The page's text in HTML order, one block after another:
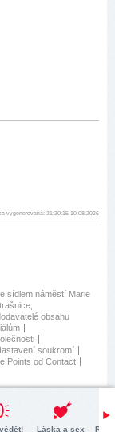
Láska a sex
vygenerovaná: 21:30:15 10.08.2026
sídlem náměstí Marie
obsahu
soukromí
Points od Contact